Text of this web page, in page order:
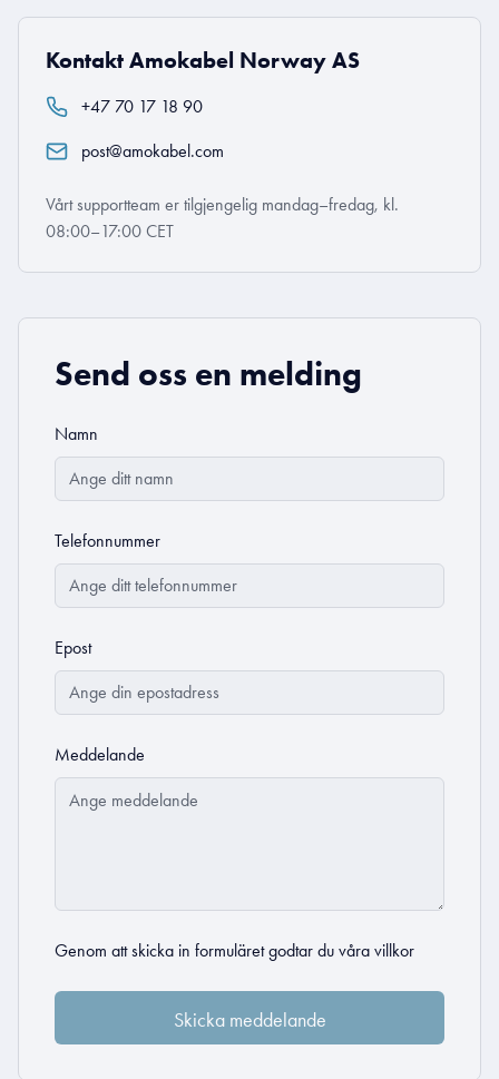
Kontakt Amokabel Norway AS
+47 70 17 18 90
post@amokabel.com
Vårt supportteam er tilgjengelig mandag–fredag, kl.
08:00–17:00 CET
Send oss en melding
Namn
Telefonnummer
Epost
Meddelande
Genom att skicka in formuläret godtar du våra villkor